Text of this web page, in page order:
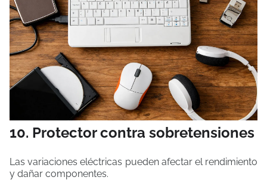
10. Protector contra sobretensiones
Las variaciones eléctricas pueden afectar el rendimiento
y dañar componentes.